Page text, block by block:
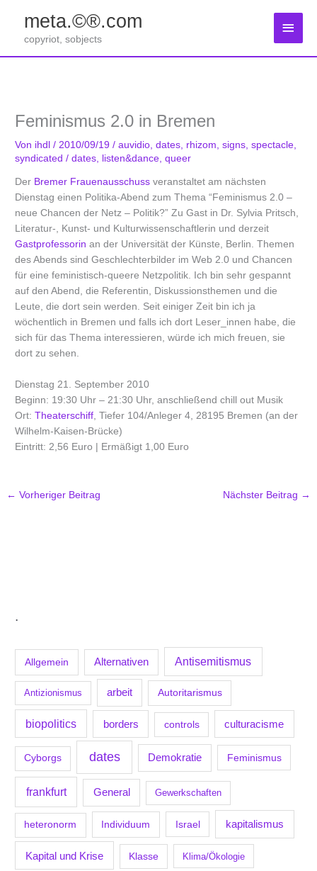
springen
meta.©®.com
copyriot, sobjects
.
Allgemein Alternativen Antisemitismus
Antizionismus arbeit Autoritarismus
biopolitics borders controls culturacisme
Cyborgs dates Demokratie Feminismus
frankfurt General Gewerkschaften
heteronorm Individuum Israel kapitalismus
Kapital und Krise Klasse Klima/Ökologie
Feminismus 2.0 in Bremen
Von ihdl/ 2010/09/19/auvidio ,dates rhizom ,signs ,spectacle
syndicated /dates listen&dance ,queer
Der Bremer Frauenausschuss veranstaltet am nächsten
Dienstag einen Politika-Abend zum Thema “Feminismus 2.0 –
neue Chancen der Netz – Politik?” Zu Gast in Dr. Sylvia Pritsch,
Literatur-, Kunst- und Kulturwissenschaftlerin und derzeit
Gastprofessorin an der Universität der Künste, Berlin. Themen
des Abends sind Geschlechterbilder im Web 2.0 und Chancen
für eine feministisch-queere Netzpolitik. Ich bin sehr gespannt
auf den Abend, die Referentin, Diskussionsthemen und die
Leute, die dort sein werden. Seit einiger Zeit bin ich ja
wöchentlich in Bremen und falls ich dort Leser_innen habe, die
sich für das Thema interessieren, würde ich mich freuen, sie
dort zu sehen.
Dienstag 21. September 2010
Beginn: 19:30 Uhr – 21:30 Uhr, anschließend chill out Musik
Ort:Theaterschiff, Tiefer 104/Anleger 4, 28195 Bremen (an der
Wilhelm-Kaisen-Brücke)
Eintritt: 2,56 Euro | Ermäßigt 1,00 Euro
← Vorheriger Beitrag Nächster Beitrag →